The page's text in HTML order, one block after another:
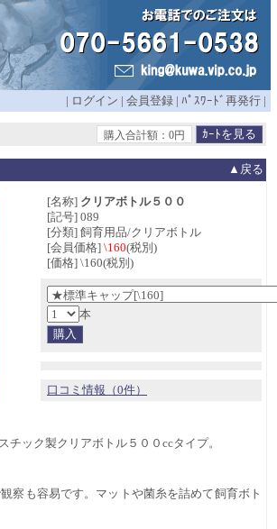
| ログイン | 会員登録 | ﾊﾟｽﾜｰﾄﾞ再発行 |
購入合計額：0円
▲戻る
[名称] クリアボトル５００
[記号] 089
[分類] 飼育用品/クリアボトル
[会員価格] \160(税別)
[価格] \160(税別)
本
口コミ情報（0件）
ック製クリアボトル５００ccタイプ。
察も容易です。マットや菌糸を詰めて飼育ボト